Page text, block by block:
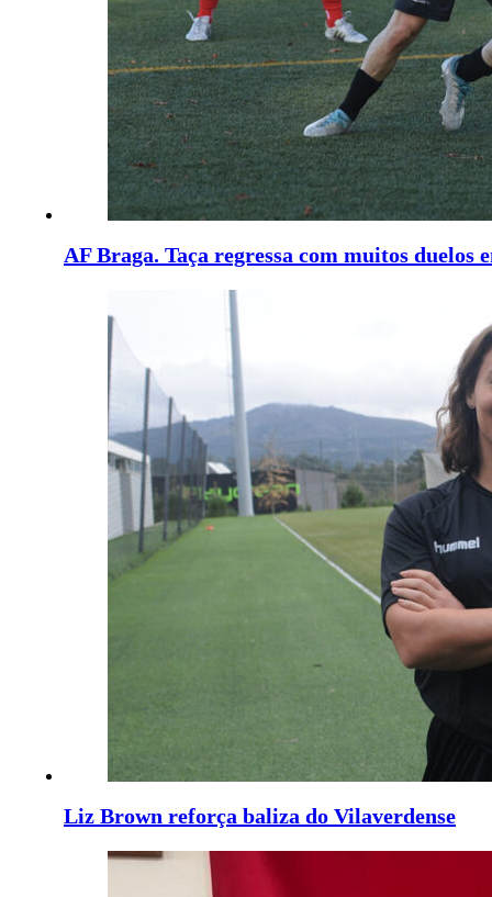
AF Braga. Taça regressa com muitos duelos
Liz Brown reforça baliza do Vilaverdense